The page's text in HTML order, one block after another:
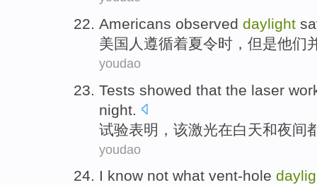
Americans observed daylight
美国人 遵循着夏令时 ， 但是他们
youdao
Tests showed that the laser
night
试验表明 ， 该激光在白天和夜间
youdao
I know not what vent-hole